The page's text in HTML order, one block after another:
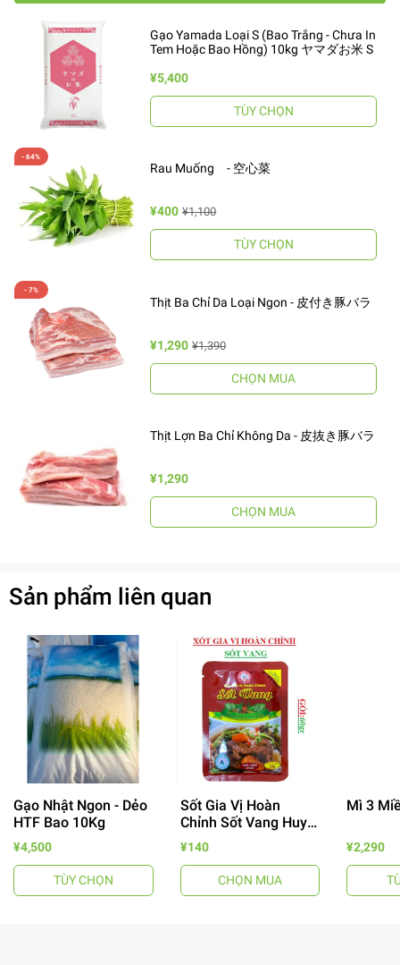
Gạo Yamada Loại S (Bao Trắng - Chưa In
Tem Hoặc Bao Hồng) 10kg ヤマダお米 S
¥5,400
TÙY CHỌN
Rau Muống - 空心菜
¥400 ¥1,100
TÙY CHỌN
Thịt Ba Chỉ Da Loại Ngon - 皮付き豚バラ
¥1,290 ¥1,390
CHỌN MUA
Thịt Lợn Ba Chỉ Không Da - 皮抜き豚バラ
¥1,290
CHỌN MUA
Sản phẩm liên quan
Gạo Nhật Ngon - Dẻo
HTF Bao 10Kg
¥4,500
TÙY CHỌN
Sốt Gia Vị Hoàn
Chỉnh Sốt Vang Huy
Tuấn
¥140
CHỌN MUA
Mì 3
¥2,290